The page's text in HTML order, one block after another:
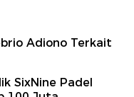
Adiono Terkait
SixNine Padel